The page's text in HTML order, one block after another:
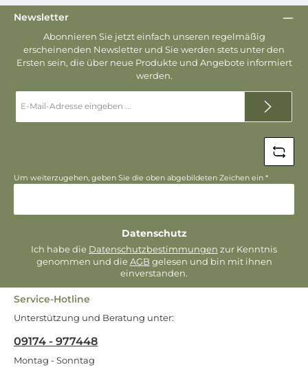
Newsletter
Abonnieren Sie jetzt einfach unseren regelmäßig
erscheinenden Newsletter und Sie werden stets unter den
Ersten sein, die über neue Produkte und Angebote informiert
werden.
Mail-
Adresse
Um weiterzugehen, geben Sie die oben abgebildeten Zeichen ein *
Datenschutz
Ich habe die Datenschutzbestimmungen zur Kenntnis
genommen und die AGB gelesen und bin mit ihnen
einverstanden.
Service-Hotline
Unterstützung und Beratung unter:
09174 - 977448
Montag - Sonntag